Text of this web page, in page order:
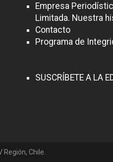
Empresa
Limitada. Nuestra
Contacto
Programa de
SUSCRÍBETE A LA
Chile.